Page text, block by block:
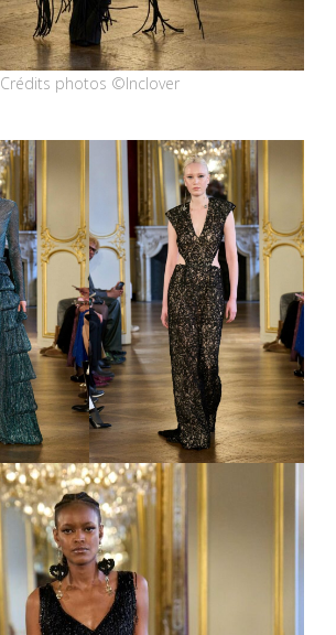
Crédits photos ©Inclover